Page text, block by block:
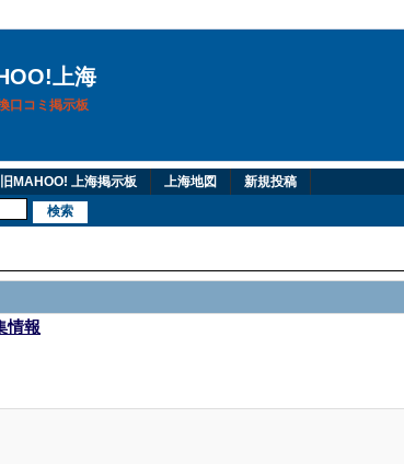
上海
口コミ掲示板
旧MAHOO! 上海掲示板 上海地図 新規投稿
情報